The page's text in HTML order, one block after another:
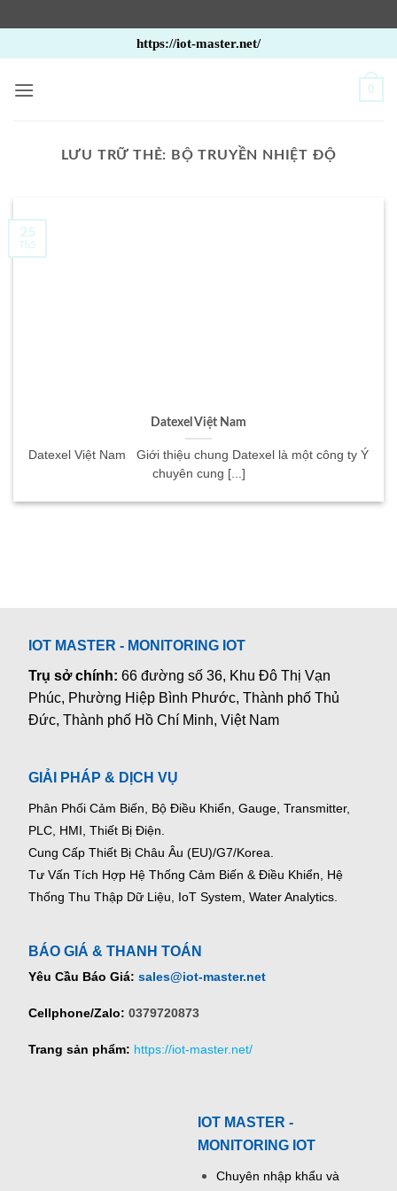
qua
nội
https://iot-master.net/
0
LƯU TRỮ THẺ: BỘ TRUYỀN NHIỆT ĐỘ
Datexel Việt Nam
Datexel Việt Nam Giới thiệu chung Datexel là một công ty Ý
chuyên cung [...]
25
Th5
IOT MASTER - MONITORING IOT
Trụ sở chính:66 đường số 36, Khu Đô Thị Vạn
Phúc, Phường Hiệp Bình Phước, Thành phố Thủ
Đức, Thành phố Hồ Chí Minh, Việt Nam
GIẢI PHÁP & DỊCH VỤ
Phân Phối Cảm Biến, Bộ Điều Khiển, Gauge, Transmitter,
PLC, HMI, Thiết Bị Điện.
Cung Cấp Thiết Bị Châu Âu (EU)/G7/Korea.
Tư Vấn Tích Hợp Hệ Thống Cảm Biến & Điều Khiển, Hệ
Thống Thu Thập Dữ Liệu, IoT System, Water Analytics.
BÁO GIÁ & THANH TOÁN
Yêu Cầu Báo Giá: sales@iot-master.net
Cellphone/Zalo: 0379720873
Trang sản phẩm: https://iot-master.net/
IOT MASTER -
MONITORING IOT
Chuyên nhập khẩu và